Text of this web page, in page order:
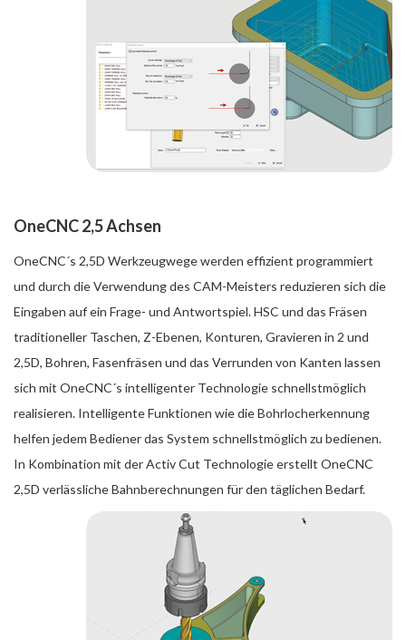
OneCNC 2,5 Achsen
OneCNC´s 2,5D Werkzeugwege werden effizient programmiert
und durch die Verwendung des CAM-Meisters reduzieren sich die
Eingaben auf ein Frage- und Antwortspiel. HSC und das Fräsen
traditioneller Taschen, Z-Ebenen, Konturen, Gravieren in 2 und
2,5D, Bohren, Fasenfräsen und das Verrunden von Kanten lassen
sich mit OneCNC´s intelligenter Technologie schnellstmöglich
realisieren. Intelligente Funktionen wie die Bohrlocherkennung
helfen jedem Bediener das System schnellstmöglich zu bedienen.
In Kombination mit der Activ Cut Technologie erstellt OneCNC
2,5D verlässliche Bahnberechnungen für den täglichen Bedarf.